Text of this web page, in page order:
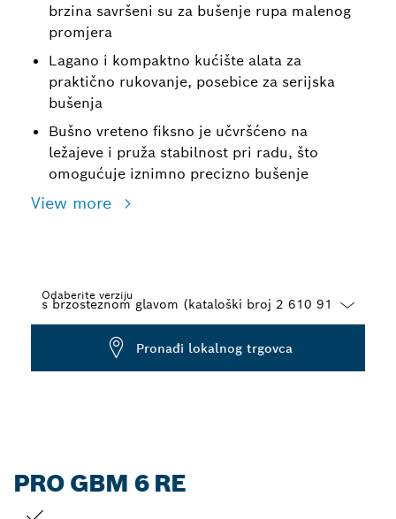
brzina savršeni su za bušenje rupa malenog
promjera
Lagano i kompaktno kućište alata za
praktično rukovanje, posebice za serijska
bušenja
Bušno vreteno fiksno je učvršćeno na
ležajeve i pruža stabilnost pri radu, što
omogućuje iznimno precizno bušenje
View more
Odaberite verziju
Pronađi lokalnog trgovca
PRO GBM 6 RE